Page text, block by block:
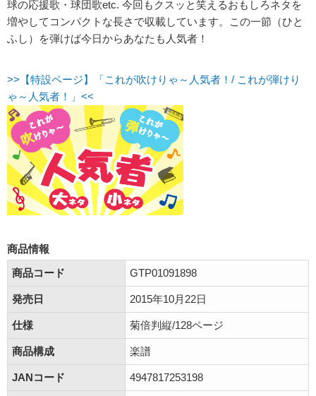
球の応援歌・球団歌etc. 今回もクスッと笑えるおもしろネタを
増やしてコンパクトな長さで収載しています。この一節（ひと
ふし）を弾けば今日からあなたも人気者！
>>【特設ページ】「これが吹けりゃ～人気者！/ これが弾けり
ゃ～人気者！」<<
商品情報
商品コード
GTP01091898
発売日 2015年10月22日
仕様 菊倍判縦/128ページ
商品構成 楽譜
JANコード 4947817253198